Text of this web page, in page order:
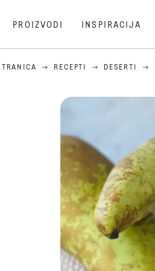
PROIZVODI INSPIRACIJA
RECEPTI DESERTI